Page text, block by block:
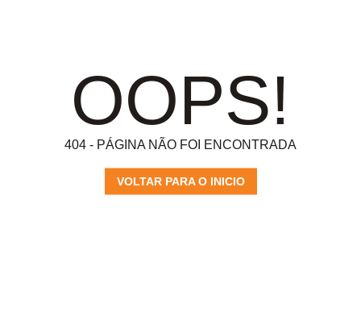
OOPS!
404 - PÁGINA NÃO FOI ENCONTRADA
VOLTAR PARA O INICIO